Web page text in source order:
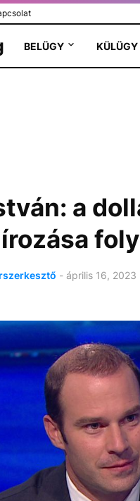
BELÜGY KÜLÜGY
a
- április 16, 2023